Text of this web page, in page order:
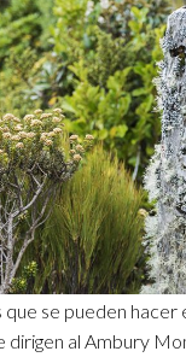
se pueden hacer
dirigen al Ambury